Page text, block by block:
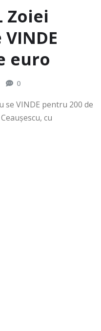
Zoiei
euro
0
se VINDE pentru 200 de
cu